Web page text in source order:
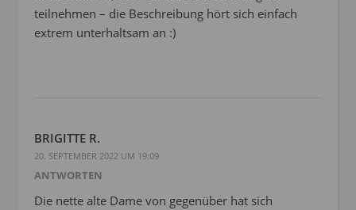
teilnehmen – die Beschreibung hört sich einfach
extrem unterhaltsam an :)
BRIGITTE R.
20. SEPTEMBER 2022 UM 19:09
ANTWORTEN
Die nette alte Dame von gegenüber hat sich